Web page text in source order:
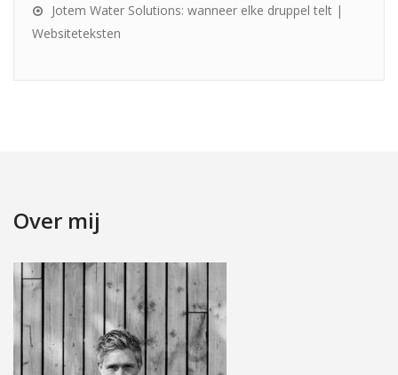
Jotem Water Solutions: wanneer elke druppel telt |
Websiteteksten
Over mij